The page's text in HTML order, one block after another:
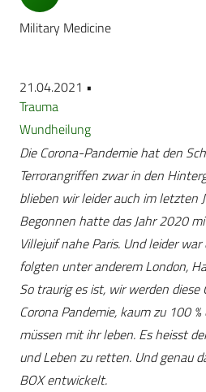
Military Medicine
21.04.2021 •
Trauma
Wundheilung
Die Corona-Pandemie hat den
Terrorangriffen zwar in den
blieben wir leider auch im letzten
Begonnen hatte das Jahr 2020
Villejuif nahe Paris. Und leider
folgten unter anderem London,
So traurig es ist, wir werden diese
Corona Pandemie, kaum zu 100
müssen mit ihr leben. Es heisst
und Leben zu retten. Und genau
BOX entwickelt.